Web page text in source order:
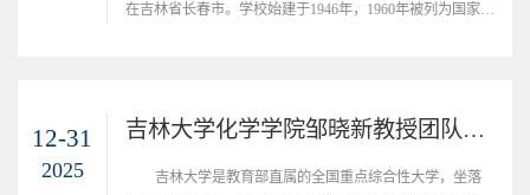
在吉林省长春市。学校始建于1946年，1960年被列为国家重
管理的学校，2017年入选国家一流大学建设高校。一、流动
学科博士学位授权单位，首批博士后科研流动...
12-31
2025
吉林大学化学学院邹晓新教授团队博士后招聘启事
吉林大学是教育部直属的全国重点综合性大学，坐落